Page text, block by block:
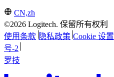
CN,zh
©2026 Logitech. 保留所有权利
使用条款 隐私政策 Cookie 设置
号-2
罗技